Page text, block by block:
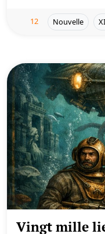
12 Nouvelle
Vingt mille